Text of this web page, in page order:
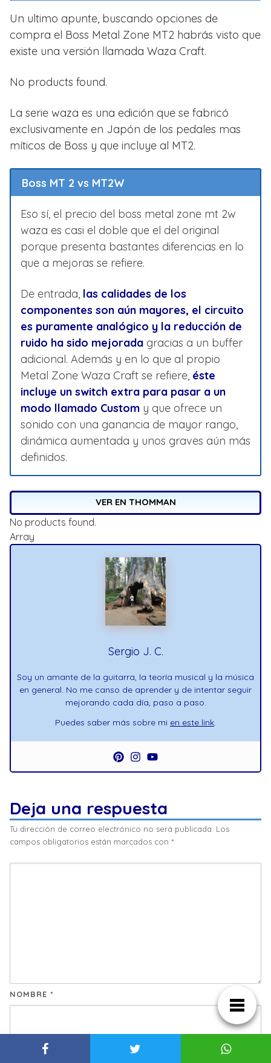
Un ultimo apunte, buscando opciones de
compra el Boss Metal Zone MT2 habrás visto que
existe una versión llamada Waza Craft.
No products found.
La serie waza es una edición que se fabricó
exclusivamente en Japón de los pedales mas
míticos de Boss y que incluye al MT2.
Boss MT 2 vs MT2W
Eso sí, el precio del boss metal zone mt 2w
waza es casi el doble que el del original
porque presenta bastantes diferencias en lo
que a mejoras se refiere.
De entrada, las calidades de los
componentes son aún mayores, el circuito
es puramente analógico y la reducción de
ruido ha sido mejorada gracias a un buffer
adicional. Además y en lo que al propio
Metal Zone Waza Craft se refiere, éste
incluye un switch extra para pasar a un
modo llamado Custom y que ofrece un
sonido con una ganancia de mayor rango,
dinámica aumentada y unos graves aún más
definidos.
VER EN THOMMAN
No products found.
Array
Sergio J. C.
Soy un amante de la guitarra, la teoría musical y la música
en general. No me canso de aprender y de intentar seguir
mejorando cada día, paso a paso.
Puedes saber más sobre mi en este link.
Deja una respuesta
Tu dirección de correo electrónico no será publicada. Los
campos obligatorios están marcados con *
NOMBRE *
CORREO ELECTRÓNICO